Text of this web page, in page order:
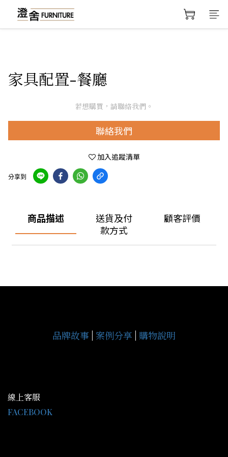
家具配置-餐廳
若想購買，請聯絡我們。
聯絡我們
加入追蹤清單
分享到
商品描述
送貨及付
款方式
顧客評價
品牌故事 案例分享 購物說明
線上客服
FACEBOOK